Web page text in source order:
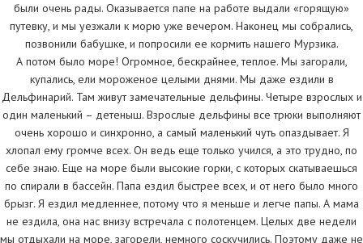
были очень рады. Оказывается папе на работе выдали «горящую»
путевку, и мы уезжали к морю уже вечером. Наконец мы собрались,
позвонили бабушке, и попросили ее кормить нашего Мурзика.
А потом было море! Огромное, бескрайнее, теплое. Мы загорали,
купались, ели мороженое целыми днями. Мы даже ездили в
Дельфинарий. Там живут замечательные дельфины. Четыре взрослых и
один маленький – детеныш. Взрослые дельфины все трюки выполняют
очень хорошо и синхронно, а самый маленький чуть опаздывает. Я
хлопал ему громче всех. Он ведь еще только учился, а это трудно, по
себе знаю. Еще на море были высокие горки, с которых скатываешься
по спирали в бассейн. Папа ездил быстрее всех, и от него было много
брызг. Я ездил медленнее, потому что я меньше и легче папы. А мама
не ездила, она нас внизу встречала с полотенцем. Целых две недели
мы отдыхали на море, загорели, немного соскучились. Поэтому даже не